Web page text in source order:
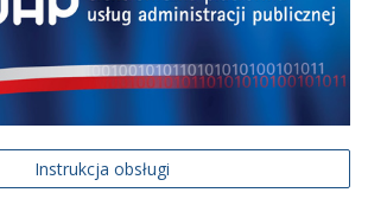
COM_CONTENT_READ_MOREPomoc BIP
znajdują się oświadczenia prawne
Instrukcja obsługi